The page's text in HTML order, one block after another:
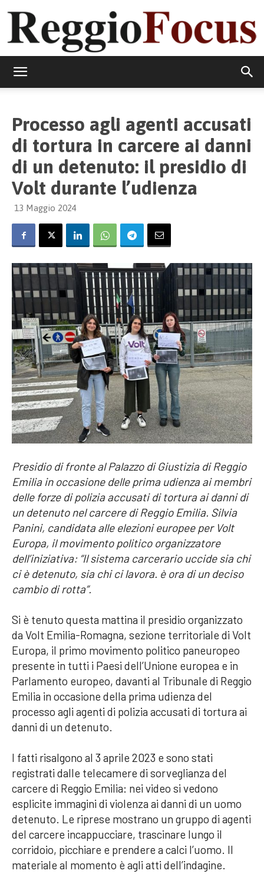
Processo agli agenti accusati
di tortura in carcere ai danni
di un detenuto: il presidio di
Volt durante l’udienza
13 Maggio 2024
Presidio di fronte al Palazzo di Giustizia di Reggio
Emilia in occasione delle prima udienza ai membri
delle forze di polizia accusati di tortura ai danni di
un detenuto nel carcere di Reggio Emilia. Silvia
Panini, candidata alle elezioni europee per Volt
Europa, il movimento politico organizzatore
dell’iniziativa: “Il sistema carcerario uccide sia chi
ci è detenuto, sia chi ci lavora. è ora di un deciso
cambio di rotta”.
Si è tenuto questa mattina il presidio organizzato
da Volt Emilia-Romagna, sezione territoriale di Volt
Europa, il primo movimento politico paneuropeo
presente in tutti i Paesi dell’Unione europea e in
Parlamento europeo, davanti al Tribunale di Reggio
Emilia in occasione della prima udienza del
processo agli agenti di polizia accusati di tortura ai
danni di un detenuto.
I fatti risalgono al 3 aprile 2023 e sono stati
registrati dalle telecamere di sorveglianza del
carcere di Reggio Emilia: nei video si vedono
esplicite immagini di violenza ai danni di un uomo
detenuto. Le riprese mostrano un gruppo di agenti
del carcere incappucciare, trascinare lungo il
corridoio, picchiare e prendere a calci l’uomo. Il
materiale al momento è agli atti dell’indagine.